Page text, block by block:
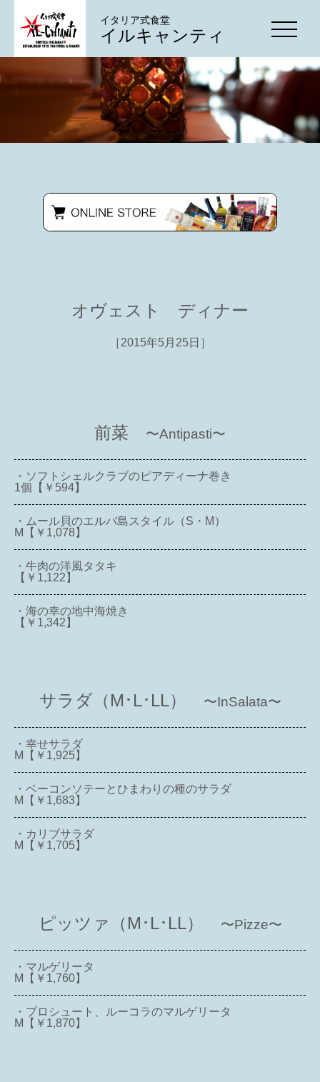
イタリア式食堂
イルキャンティ
オヴェスト ディナー
［2015年5月25日］
前菜 〜Antipasti〜
・ソフトシェルクラブのピアディーナ巻き
1個【￥594】
・ムール貝のエルバ島スタイル（S・M）
M【￥1,078】
・牛肉の洋風タタキ
【￥1,122】
・海の幸の地中海焼き
【￥1,342】
サラダ（M･L･LL） 〜InSalata〜
・幸せサラダ
M【￥1,925】
・ベーコンソテーとひまわりの種のサラダ
M【￥1,683】
・カリブサラダ
M【￥1,705】
ピッツァ（M･L･LL） 〜Pizze〜
・マルゲリータ
M【￥1,760】
・プロシュート、ルーコラのマルゲリータ
M【￥1,870】